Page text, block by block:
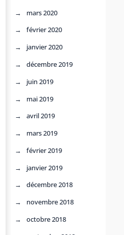
mars 2020
février 2020
janvier 2020
décembre 2019
juin 2019
mai 2019
avril 2019
mars 2019
février 2019
janvier 2019
décembre 2018
novembre 2018
octobre 2018